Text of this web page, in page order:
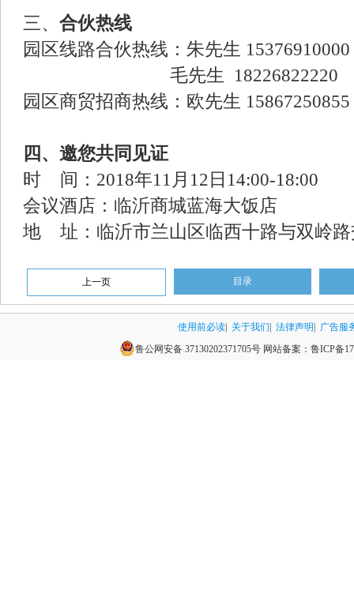
三、 合伙热线
园区线路合伙热线：朱先生 15376910000
毛先生 18226822220
园区商贸招商热线：欧先生 15867250855
四、邀您共同见证
时 间：2018年11月12日14:00-18:00
会议酒店：临沂商城蓝海大饭店
地 址：临沂市兰山区临西十路与双岭路
上一页 目录
使用前必读 关于我们 法律声明
广告服
鲁公网安备 37130202371705号网站备案： 鲁ICP备